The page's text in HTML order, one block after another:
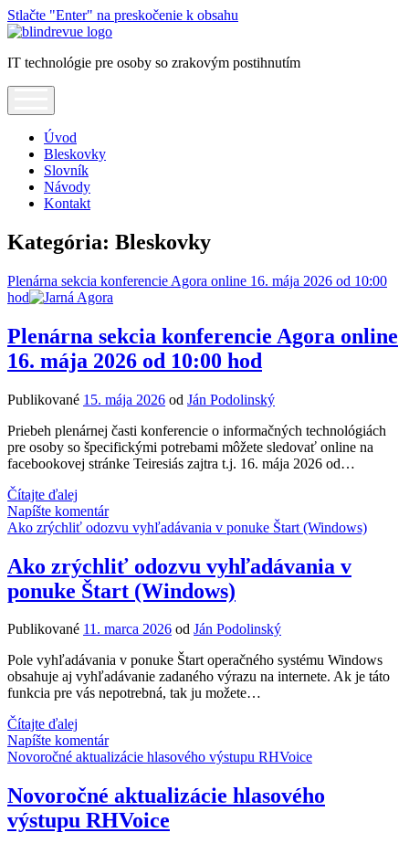
Stlačte "Enter" na preskočenie k obsahu
Blindrevue
IT technológie pre osoby so zrakovým postihnutím
Úvod
Bleskovky
Slovník
Návody
Kontakt
Kategória: Bleskovky
Plenárna sekcia konferencie Agora online 16. mája 2026 od 10:00
hod
Plenárna sekcia konferencie Agora online
16. mája 2026 od 10:00 hod
Publikované 15. mája 2026 od Ján Podolinský
Priebeh plenárnej časti konferencie o informačných technológiách
pre osoby so špecifickými potrebami môžete sledovať online na
facebookovej stránke Teiresiás zajtra t.j. 16. mája 2026 od…
Čítajte ďalej
sekcia
konferencie
online
16.
mája
od
hod
Napíšte komentár
Ako zrýchliť odozvu vyhľadávania v ponuke Štart (Windows)
Ako zrýchliť odozvu vyhľadávania v
ponuke Štart (Windows)
Publikované 11. marca 2026 od Ján Podolinský
Pole vyhľadávania v ponuke Štart operačného systému Windows
obsahuje aj vyhľadávanie zadaného výrazu na internete. Ak je táto
funkcia pre vás nepotrebná, tak ju možete…
Čítajte ďalej
zrýchliť
odozvu
v
ponuke
Štart
Napíšte komentár
Novoročné aktualizácie hlasového výstupu RHVoice
Novoročné aktualizácie hlasového
výstupu RHVoice